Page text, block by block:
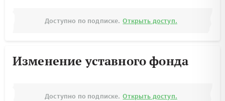
Доступно по подписке. Открыть доступ.
Изменение уставного фонда
Доступно по подписке. Открыть доступ.